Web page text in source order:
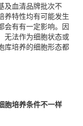
及血清品牌批次不
养特性均有可能发生
会有有一定影响。因
无法作为细胞状态或
库培养的细胞形态都
胞培养条件不一样